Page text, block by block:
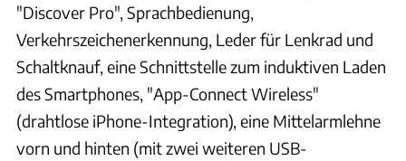
"Discover Pro", Sprachbedienung,
Verkehrszeichenerkennung, Leder für Lenkrad und
Schaltknauf, eine Schnittstelle zum induktiven Laden
des Smartphones, "App-Connect Wireless"
(drahtlose iPhone-Integration), eine Mittelarmlehne
vorn und hinten (mit zwei weiteren USB-